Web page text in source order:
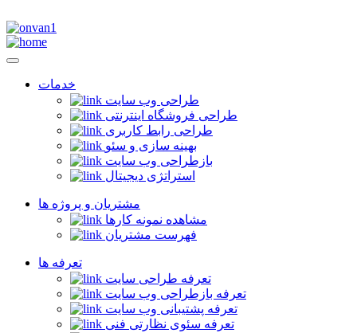
خدمات
طراحی وب سایت
طراحی فروشگاه اینترنتی
طراحی رابط کاربری
بهینه سازی و سئو
بازطراحی وب سایت
استراتژی دیجیتال
مشتریان و پروژه ها
مشاهده نمونه کارها
فهرست مشتریان
تعرفه ها
تعرفه طراحی سایت
تعرفه بازطراحی وب سایت
تعرفه پشتیبانی وب سایت
تعرفه سئوی نظارتی فنی